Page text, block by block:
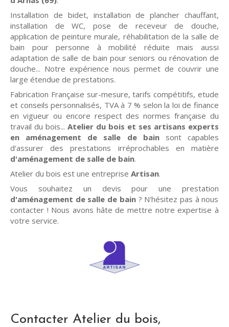
Installation de bidet, installation de plancher chauffant,
installation de WC, pose de receveur de douche,
application de peinture murale, réhabilitation de la salle de
bain pour personne à mobilité réduite mais aussi
adaptation de salle de bain pour seniors ou rénovation de
douche... Notre expérience nous permet de couvrir une
large étendue de prestations.
Fabrication Française sur-mesure, tarifs compétitifs, etude
et conseils personnalisés, TVA à 7 % selon la loi de finance
en vigueur ou encore respect des normes française du
travail du bois... Atelier du bois et ses artisans experts
en aménagement de salle de bainsont capables
d'assurer des prestations irréprochables en matière
d'aménagement de salle de bain.
Atelier du bois est une entreprise Artisan.
Vous souhaitez un devis pour une prestation
d'aménagement de salle de bain? N'hésitez pas à nous
contacter ! Nous avons hâte de mettre notre expertise à
votre service.
Contacter Atelier du bois,